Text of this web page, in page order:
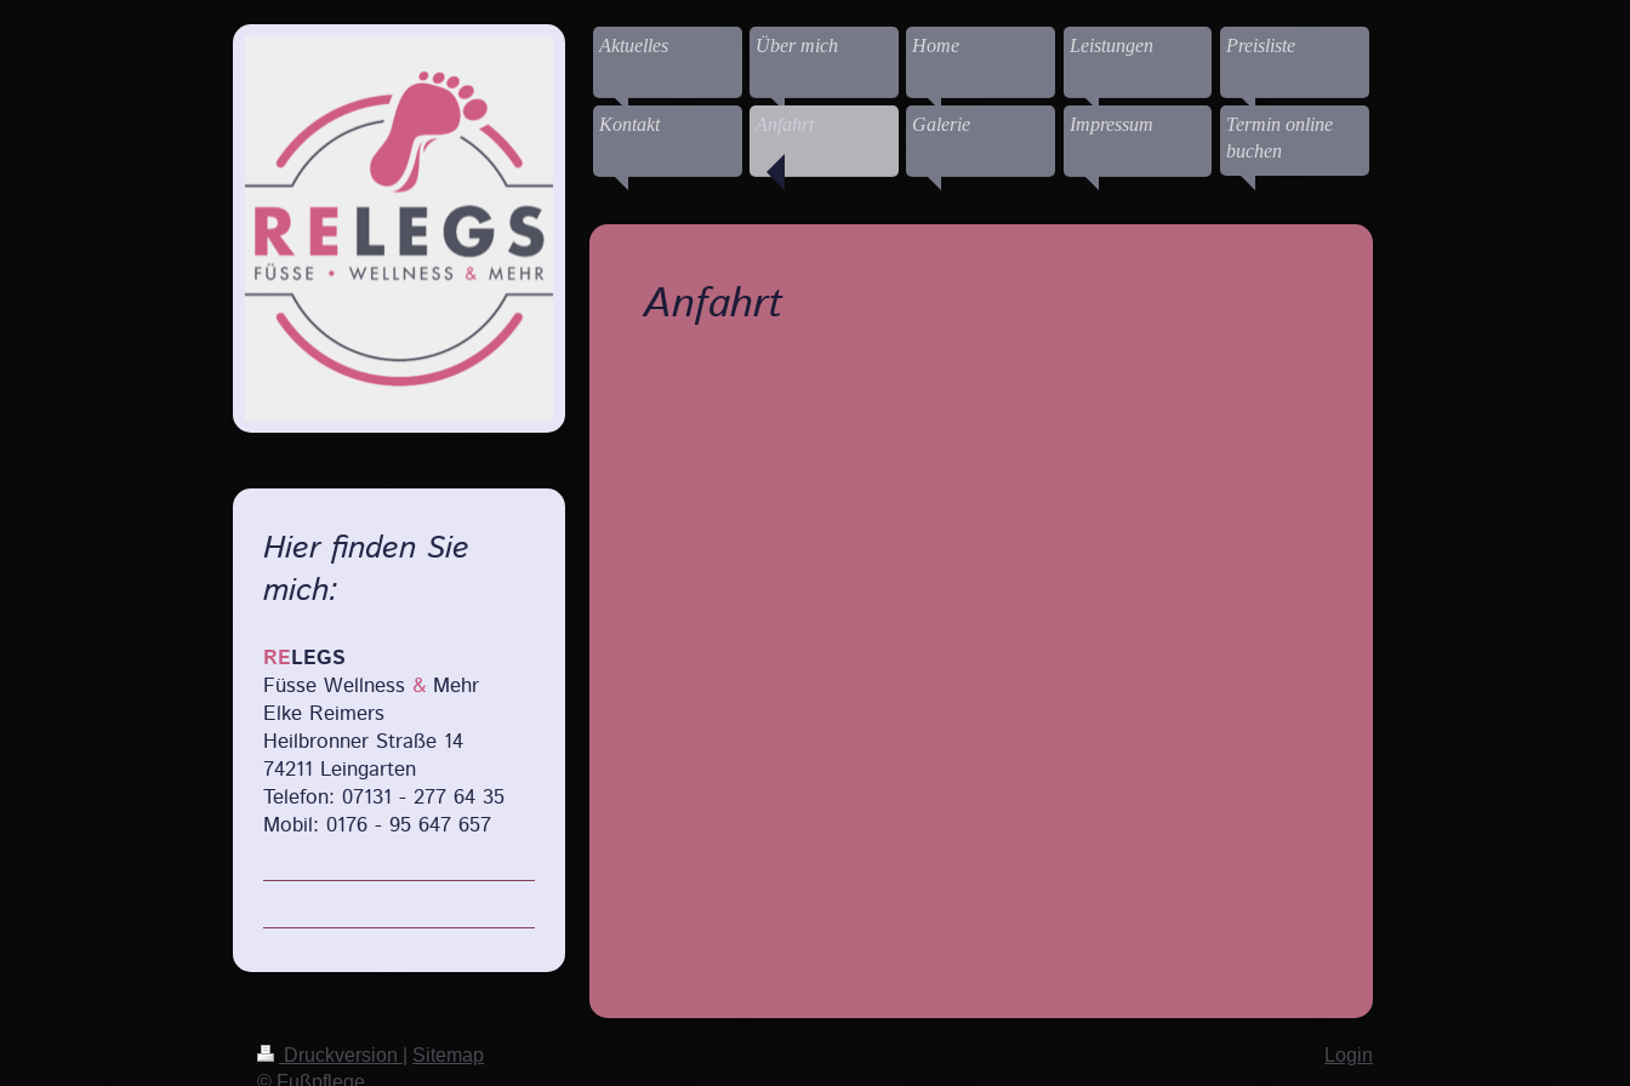
Hier finden Sie
mich:
RELEGS
Füsse Wellness & Mehr
Elke Reimers
Heilbronner Straße 14
74211 Leingarten
Telefon: 07131 - 277 64 35
Mobil: 0176 - 95 647 657
Aktuelles Über mich Home Leistungen Preisliste
Kontakt Anfahrt Galerie Impressum
Termin online
buchen
Anfahrt
Druckversion
Sitemap
© Fußpflege
Login